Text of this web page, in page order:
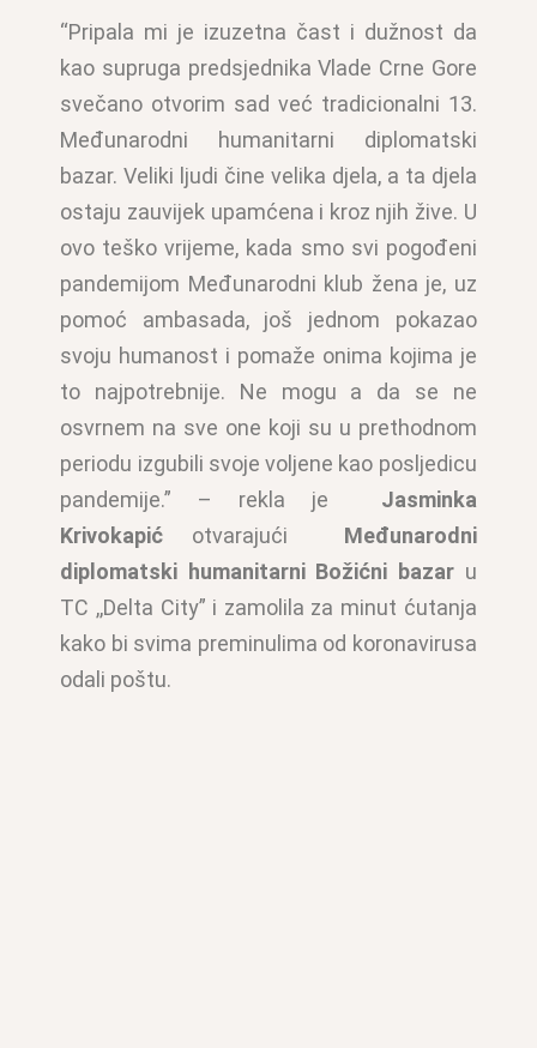
“Pripala mi je izuzetna čast i dužnost da
kao supruga predsjednika Vlade Crne Gore
svečano otvorim sad već tradicionalni 13.
Međunarodni humanitarni diplomatski
bazar. Veliki ljudi čine velika djela, a ta djela
ostaju zauvijek upamćena i kroz njih žive. U
ovo teško vrijeme, kada smo svi pogođeni
pandemijom Međunarodni klub žena je, uz
pomoć ambasada, još jednom pokazao
svoju humanost i pomaže onima kojima je
to najpotrebnije. Ne mogu a da se ne
osvrnem na sve one koji su u prethodnom
periodu izgubili svoje voljene kao posljedicu
pandemije.” – rekla je Jasminka
Krivokapić otvarajući Međunarodni
diplomatski humanitarni Božićni bazar u
TC ,,Delta City” i zamolila za minut ćutanja
kako bi svima preminulima od koronavirusa
odali poštu.